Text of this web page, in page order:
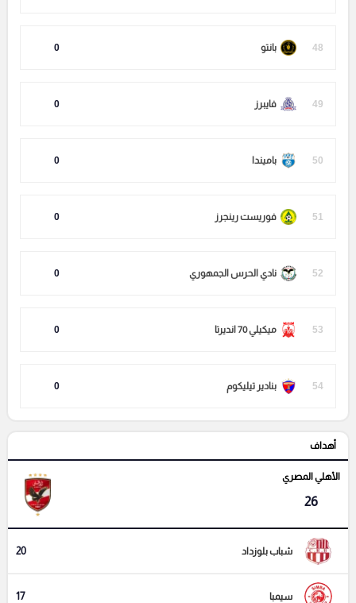
48 بانتو 0
49 فايبرز 0
50 باميندا 0
51 فوريست رينجرز 0
52 نادي الحرس الجمهوري 0
53 ميكيلي 70 انديرتا 0
54 بنادير تيليكوم 0
أهداف
الأهلي المصري
26
شباب بلوزداد 20
سيمبا 17